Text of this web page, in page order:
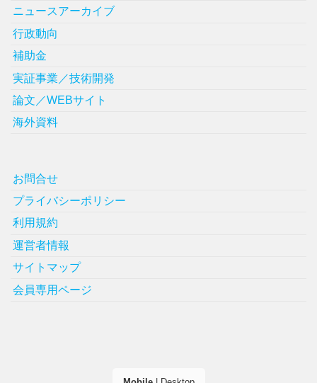
ニュースアーカイブ
行政動向
補助金
実証事業／技術開発
論文／WEBサイト
海外資料
お問合せ
プライバシーポリシー
利用規約
運営者情報
サイトマップ
会員専用ページ